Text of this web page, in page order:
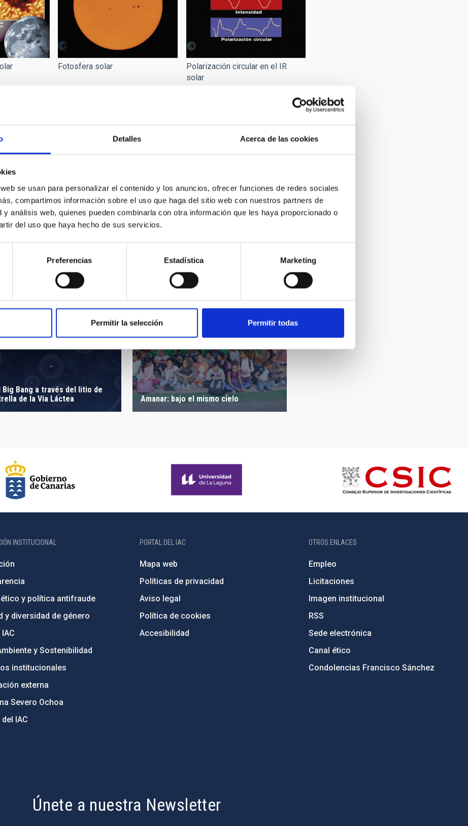
Detalles Acerca de las cookies
se usan para personalizar el contenido y los anuncios, ofrecer funciones de redes sociales
compartimos información sobre el uso que haga del sitio web con nuestros partners de
y análisis web, quienes pueden combinarla con otra información que les haya proporcionado o
del uso que haya hecho de sus servicios.
Preferencias Estadística Marketing
Permitir la selección Permitir todas
Fotosfera solar
Polarización circular en el IR
solar
Big Bang a través del litio de
de la Vía Láctea
Amanar: bajo el mismo cielo
INSTITUCIONAL
y política antifraude
y diversidad de género
y Sostenibilidad
institucionales
externa
Severo Ochoa
IAC
PORTAL DEL IAC
Mapa web
Políticas de privacidad
Aviso legal
Política de cookies
Accesibilidad
OTROS ENLACES
Empleo
Licitaciones
Imagen institucional
RSS
Sede electrónica
Canal ético
Condolencias Francisco Sánchez
Únete a nuestra Newsletter